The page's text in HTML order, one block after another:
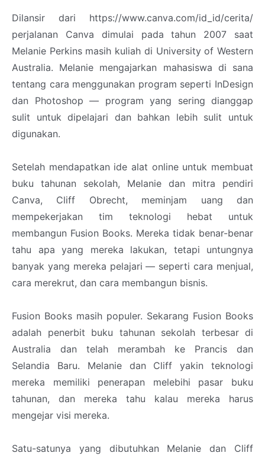
Dilansir dari https://www.canva.com/id_id/cerita/
perjalanan Canva dimulai pada tahun 2007 saat
Melanie Perkins masih kuliah di University of Western
Australia. Melanie mengajarkan mahasiswa di sana
tentang cara menggunakan program seperti InDesign
dan Photoshop — program yang sering dianggap
sulit untuk dipelajari dan bahkan lebih sulit untuk
digunakan.
Setelah mendapatkan ide alat online untuk membuat
buku tahunan sekolah, Melanie dan mitra pendiri
Canva, Cliff Obrecht, meminjam uang dan
mempekerjakan tim teknologi hebat untuk
membangun Fusion Books. Mereka tidak benar-benar
tahu apa yang mereka lakukan, tetapi untungnya
banyak yang mereka pelajari — seperti cara menjual,
cara merekrut, dan cara membangun bisnis.
Fusion Books masih populer. Sekarang Fusion Books
adalah penerbit buku tahunan sekolah terbesar di
Australia dan telah merambah ke Prancis dan
Selandia Baru. Melanie dan Cliff yakin teknologi
mereka memiliki penerapan melebihi pasar buku
tahunan, dan mereka tahu kalau mereka harus
mengejar visi mereka.
Satu-satunya yang dibutuhkan Melanie dan Cliff